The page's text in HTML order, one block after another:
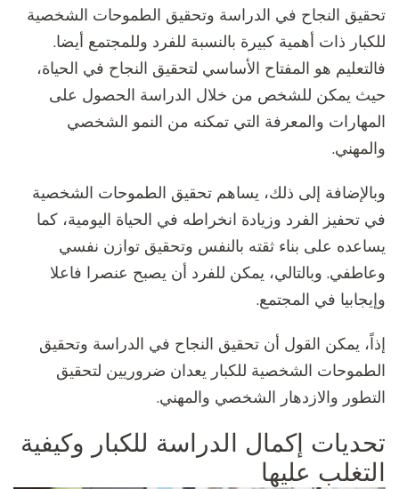
تحقيق النجاح في الدراسة وتحقيق الطموحات الشخصية
للكبار ذات أهمية كبيرة بالنسبة للفرد وللمجتمع أيضا.
فالتعليم هو المفتاح الأساسي لتحقيق النجاح في الحياة،
حيث يمكن للشخص من خلال الدراسة الحصول على
المهارات والمعرفة التي تمكنه من النمو الشخصي
والمهني.
وبالإضافة إلى ذلك، يساهم تحقيق الطموحات الشخصية
في تحفيز الفرد وزيادة انخراطه في الحياة اليومية، كما
يساعده على بناء ثقته بالنفس وتحقيق توازن نفسي
وعاطفي. وبالتالي، يمكن للفرد أن يصبح عنصرا فاعلا
وإيجابيا في المجتمع.
إذاً، يمكن القول أن تحقيق النجاح في الدراسة وتحقيق
الطموحات الشخصية للكبار يعدان ضروريين لتحقيق
التطور والازدهار الشخصي والمهني.
تحديات إكمال الدراسة للكبار وكيفية
التغلب عليها